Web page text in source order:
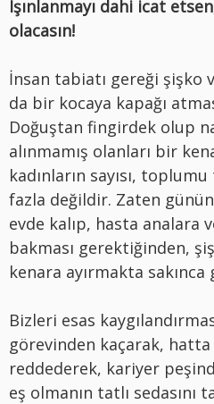
Işınlanmayı dahi icat
olacasın!
İnsan tabiatı gereği şişko
da bir kocaya kapağı
Doğuştan fingirdek olup
alınmamış olanları bir
kadınların sayısı,
fazla değildir. Zaten
evde kalıp, hasta analara
bakması gerektiğinden,
kenara ayırmakta
Bizleri esas
görevinden kaçarak, hatta
reddederek, kariyer
eş olmanın tatlı sedasını